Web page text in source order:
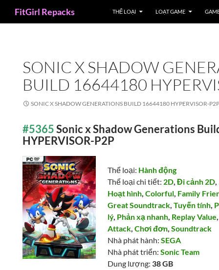
FitGirl Repacks THỂ LOẠI LOẠT GAME
SONIC X SHADOW
BUILD 16644180
SONIC X SHADOW GENERATIONS BUILD 16644180 HYPERVISOR-
#5365Sonic x Shadow Generations
HYPERVISOR-P2P
Thể loại: Hành động
Thể loại chi tiết: 2D,Đi cảnh 2D,
Hoạt hình,Colorful, Family
Great Soundtrack,Tuyến tính,
lý, Phản xạ nhanh, Replay Value
Attack,Chơi đơn,Soundtrack
Nhà phát hành:SEGA
Nhà phát triển:Sonic Team
Dung lượng: 38 GB